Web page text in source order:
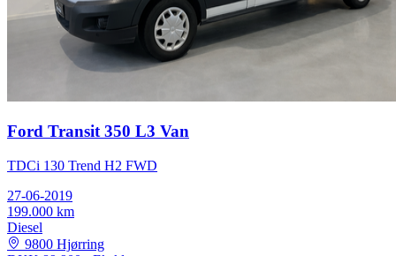
Ford Transit 350 L3 Van
TDCi 130 Trend H2 FWD
27-06-2019
199.000 km
Diesel
9800 Hjørring